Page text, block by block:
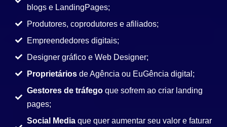
blogs e LandingPages;
Produtores, coprodutores e afiliados;
Empreendedores digitais;
Designer gráfico e Web Designer;
Proprietários de Agência ou EuGência digital;
Gestores de tráfegoque sofrem ao criar landing
pages;
Social Media que quer aumentar seu valor e faturar